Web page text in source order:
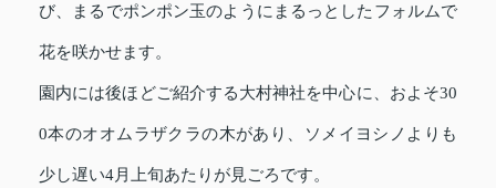
び、まるでポンポン玉のようにまるっとしたフォルムで
花を咲かせます。
園内には後ほどご紹介する大村神社を中心に、およそ30
0本のオオムラザクラの木があり、ソメイヨシノよりも
少し遅い4月上旬あたりが見ごろです。